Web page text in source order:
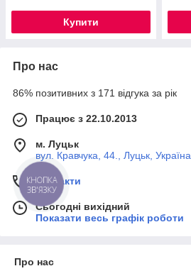
Купити
Про нас
86% позитивних з 171 відгука за рік
Працює з 22.10.2013
м. Луцьк
вул. Кравчука, 44., Луцьк, Україна
Контакти
Сьогодні вихідний
Показати весь графік роботи
Про нас
КНОПКА
ЗВ'ЯЗКУ